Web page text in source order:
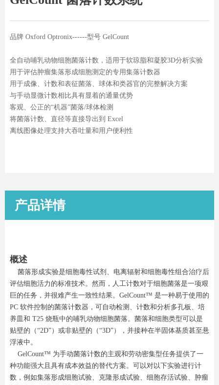
品牌 Oxford Optronix------型号 GelCount
全自动哺乳动物细胞菌落计数，适用于软琼脂和凝胶3D分析实验
用于评估肿瘤集落形成细胞测定的专用集落计数器
用于成像、计数和表征菌落、球体和类器官的完整解决方案
与手动显微计数相比具有显着的通量优势
客观、公正的“机器”菌落/球体检测
将菌落计数、直径等直接导出到 Excel
离线图像处理支持大吞吐量和用户便利性
产品详情
概述
菌落形成实验是细胞毒性试剂、电离辐射和细胞毒性组合治疗后
评估细胞活力的标准技术。然而，人工计数对于细胞菌落是一项艰
巨的任务，并很难产生一致性结果。GelCount™ 是一种易于使用的
PC 软件控制的菌落计数器，可自动检测、计数和分析多孔板、培
养皿和 T25 烧瓶中的哺乳动物细胞菌落。菌落和细胞类型可以是
贴壁的（“2D”）或非贴壁的（“3D”），并接种在半固体基质甚至悬
浮液中。
GelCount™ 为手动菌落计数的主观和劳动密集型任务提供了一
种功能强大且具有成本效益的替代方案。可以对以下实验进行计
数，例如集落形成细胞试验、克隆形成试验、细胞存活试验、肿瘤